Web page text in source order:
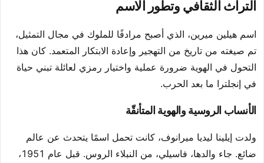
التراث الثقافي وتطور الاسم
اسم هيلين ميرين، الذي أصبح مرادفًا للملوك في مجال التمثيل،
تم صيغته من تاريخ من التهجير وإعادة الابتكار المتعمد. كان هذا
التحول في الهوية ضرورة عملية واختيار رمزي لعائلة تبني حياة
في إنجلترا ما بعد الحرب.
الأنساب الروسية والهوية المتأنقّة
ولدت إيلينا ليديا ميرانوف، كانت تحمل اسمًا يتحدث عن عالم
ضائع. جاء والدها، فاسيلي، من النبلاء الروس. قبل عام 1951،